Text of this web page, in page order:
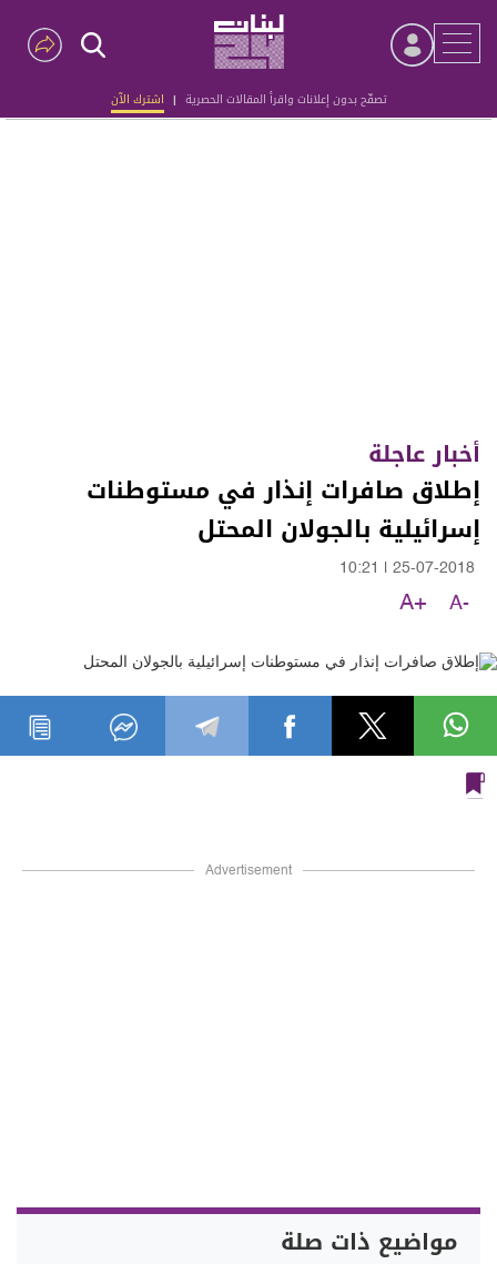
تصفّح بدون إعلانات واقرأ المقالات الحصرية | اشترك الآن
Advertisement
أخبار عاجلة
إطلاق صافرات إنذار في مستوطنات
إسرائيلية بالجولان المحتل
25-07-2018
10:21
A-
A+
Advertisement
مواضيع ذات صلة